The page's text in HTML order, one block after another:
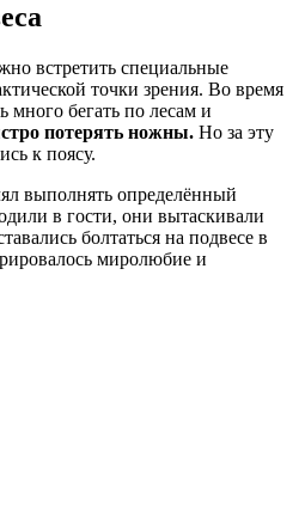
встретить специальные
точки зрения. Во время
много бегать по лесам и
потерять ножны. Но за эту
к поясу.
выполнять определённый
в гости, они вытаскивали
болтаться на подвесе в
миролюбие и